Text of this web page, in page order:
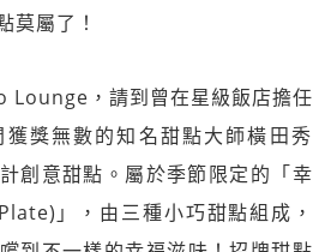
莫屬了！
，請到曾在星級飯店擔任
獲獎無數的知名甜點大師橫田秀
創意甜點。屬於季節限定的「幸
」，由三種小巧甜點組成，